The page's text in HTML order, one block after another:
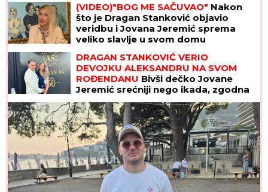
(VIDEO)"BOG ME SAČUVAO" Nakon
što je Dragan Stanković objavio
veridbu i Jovana Jeremić sprema
veliko slavlje u svom domu
DRAGAN STANKOVIĆ VERIO
DEVOJKU ALEKSANDRU NA SVOM
ROĐENDANU Bivši dečko Jovane
Jeremić srećniji nego ikada, zgodna
plavuša rekla "da"